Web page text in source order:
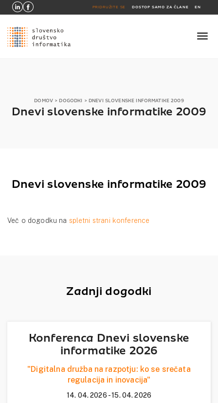
PRIDRUŽITE SE DOSTOP SAMO ZA ČLANE EN
DOMOV> DOGODKI > DNEVI SLOVENSKE INFORMATIKE 2009
Dnevi slovenske informatike 2009
Dnevi slovenske informatike 2009
Več o dogodku na spletni strani konference
Zadnji dogodki
Konferenca Dnevi slovenske
informatike 2026
"Digitalna družba na razpotju: ko se srečata
regulacija in inovacija"
14. 04. 2026 - 15. 04. 2026